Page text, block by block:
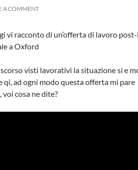
A COMMENT
vi racconto di un’offerta di lavoro
a Oxford
visti lavorativi la situazione si e
qi, ad ogni modo questa offerta mi pare
cosa ne dite?